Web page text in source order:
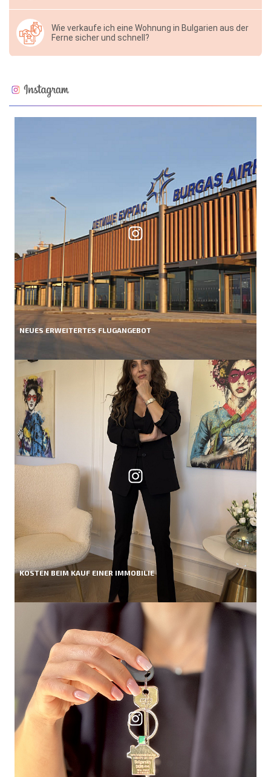
Wie verkaufe ich eine Wohnung in Bulgarien aus der
Ferne sicher und schnell?
NEUES ERWEITERTES FLUGANGEBOT
KOSTEN BEIM KAUF EINER IMMOBILIE